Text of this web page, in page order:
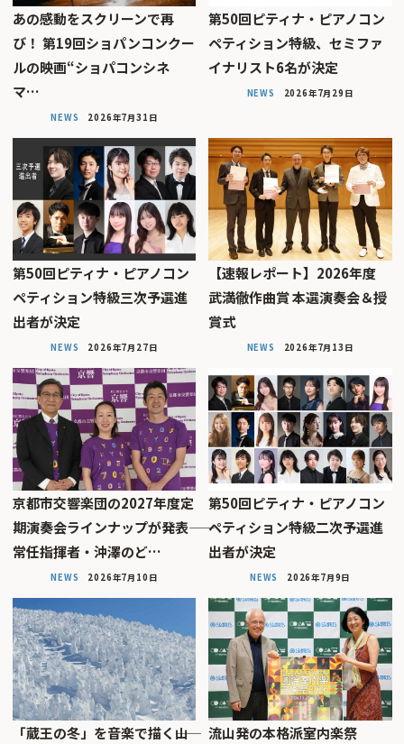
あの感動をスクリーンで再
び！ 第19回ショパンコンクー
ルの映画“ショパコンシネ
マ…
NEWS 2026年7月31日
第50回ピティナ・ピアノコン
ペティション特級、セミファ
イナリスト6名が決定
NEWS 2026年7月29日
第50回ピティナ・ピアノコン
ペティション特級三次予選進
出者が決定
NEWS 2026年7月27日
【速報レポート】2026年度
武満徹作曲賞 本選演奏会＆授
賞式
NEWS 2026年7月13日
京都市交響楽団の2027年度定
期演奏会ラインナップが発表――
常任指揮者・沖澤のど…
NEWS 2026年7月10日
第50回ピティナ・ピアノコン
ペティション特級二次予選進
出者が決定
NEWS 2026年7月9日
「蔵王の冬」を音楽で描く――山
流山発の本格派室内楽祭